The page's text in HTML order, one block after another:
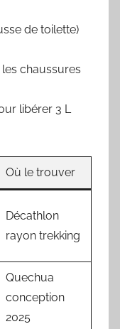
de toilette)
chaussures
libérer 3 L
Où le trouver
Décathlon
rayon trekking
Quechua
conception
2025